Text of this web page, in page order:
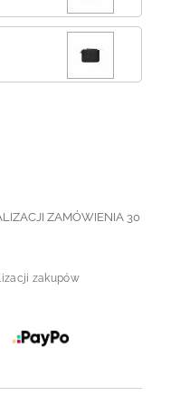
ZAMÓWIENIA 30
zakupów